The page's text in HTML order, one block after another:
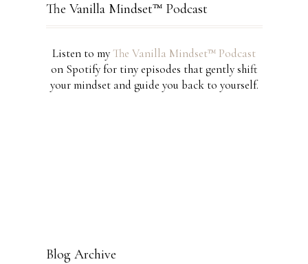
The Vanilla Mindset™ Podcast
Listen to myThe Vanilla Mindset™ Podcast
on Spotify for tiny episodes that gently shift
your mindset and guide you back to yourself.
Blog Archive